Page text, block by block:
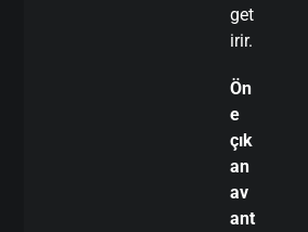
get
irir.
Ön
e
çık
an
av
ant